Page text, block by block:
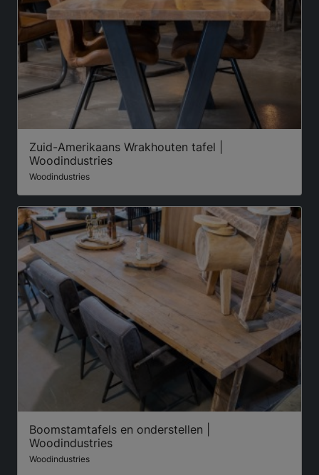
Zuid-Amerikaans Wrakhouten tafel |
Woodindustries
Woodindustries
Boomstamtafels en onderstellen |
Woodindustries
Woodindustries